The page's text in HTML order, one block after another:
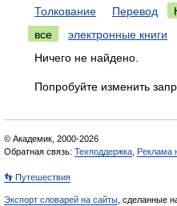
Толкование Перевод
все
электронные книги
Ничего не найдено.
Попробуйте изменить
© Академик, 2000-2026
Обратная связь: Техподдержка Реклама
👣 Путешествия
Экспорт словарей на сайты , сделанные